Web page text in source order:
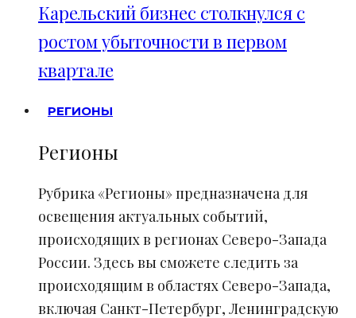
Карельский бизнес столкнулся с
ростом убыточности в первом
квартале
РЕГИОНЫ
Регионы
Рубрика «Регионы» предназначена для
освещения актуальных событий,
происходящих в регионах Северо-Запада
России. Здесь вы сможете следить за
происходящим в областях Северо-Запада,
включая Санкт-Петербург, Ленинградскую